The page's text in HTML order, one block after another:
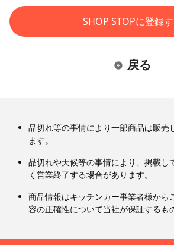
SHOP STOPに登録
戻る
品切れ等の事情により一部商品は販売
ます。
品切れや天候等の事情により、掲載し
く営業終了する場合があります。
商品情報はキッチンカー事業者様から
容の正確性について当社が保証するも